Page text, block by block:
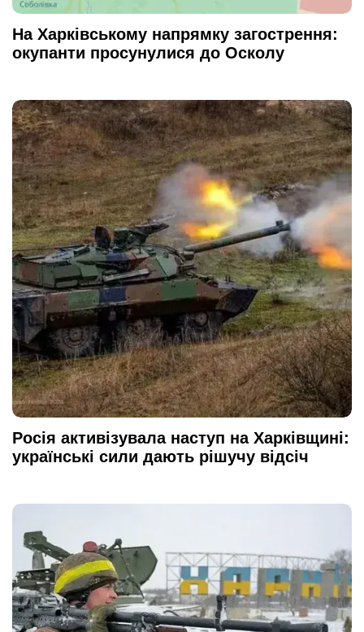
На Харківському напрямку загострення:
окупанти просунулися до Осколу
Росія активізувала наступ на Харківщині:
українські сили дають рішучу відсіч